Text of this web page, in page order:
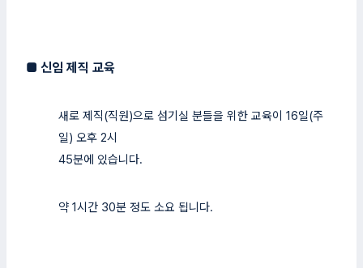
■ 신임 제직 교육
새로 제직(직원)으로 섬기실 분들을 위한 교육이 16일(주
일) 오후 2시
45분에 있습니다.
약 1시간 30분 정도 소요 됩니다.